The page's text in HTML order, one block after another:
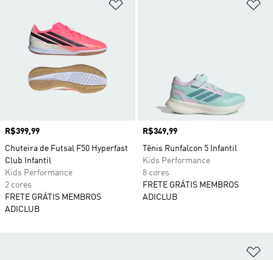
Preço
R$399,99
Chuteira de Futsal F50 Hyperfast
Club Infantil
Kids Performance
2 cores
FRETE GRÁTIS MEMBROS
ADICLUB
Preço
R$349,99
Tênis Runfalcon 5 Infantil
Kids Performance
8 cores
FRETE GRÁTIS MEMBROS
ADICLUB